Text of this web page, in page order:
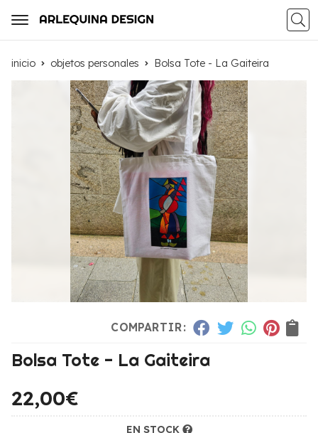
inicio objetos personales Bolsa Tote - La Gaiteira
COMPARTIR:
Bolsa Tote - La Gaiteira
22,00€
EN STOCK